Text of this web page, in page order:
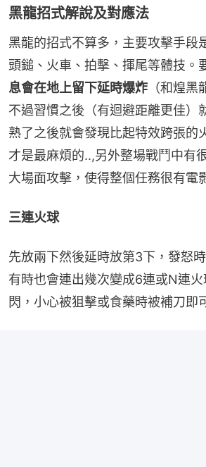
黑龍招式解說及對應法
黑龍的招式不算多，主要攻擊手段
頭鎚、火車、拍擊、揮尾等體技。
息會在地上留下延時爆炸 （和煌黑
不過習慣之後（有迴避距離更佳）
熟了之後就會發現比起特效跨張的
才是最麻煩的..,另外整場戰鬥中有
大場面攻擊，使得整個任務很有電
三連火球
先放兩下然後延時放第3下，發怒
有時也會連出幾次變成6連或N連
閃，小心被狙擊或食藥時被補刀即